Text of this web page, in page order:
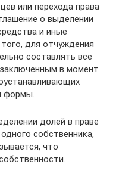
или перехода права
о выделении
и иные
для отчуждения
составлять все
в момент
формы.
долей в праве
собственника,
что